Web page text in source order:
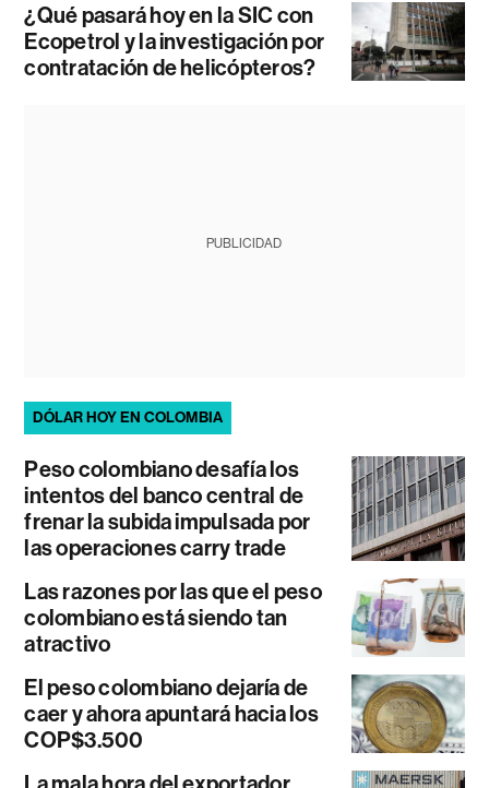
¿Qué pasará hoy en la SIC con
Ecopetrol y la investigación por
contratación de helicópteros?
PUBLICIDAD
DÓLAR HOY EN COLOMBIA
Peso colombiano desafía los
intentos del banco central de
frenar la subida impulsada por
las operaciones carry trade
Las razones por las que el peso
colombiano está siendo tan
atractivo
El peso colombiano dejaría de
caer y ahora apuntará hacia los
COP$3.500